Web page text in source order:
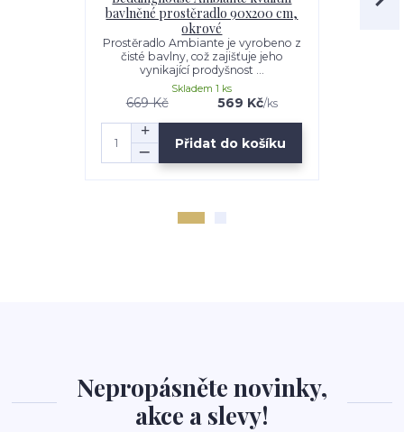
bavlněné prostěradlo 90x200 cm,
okrové
Prostěradlo Ambiante je vyrobeno z
čisté bavlny, což zajišťuje jeho
vynikající prodyšnost ...
669 Kč 569 Kč/ks
Skladem 1 ks
Přidat do košíku
Nepropásněte novinky,
akce a slevy!